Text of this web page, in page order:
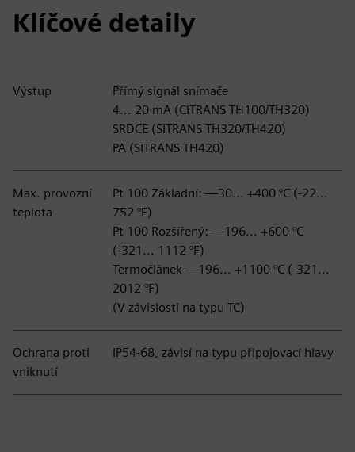
Klíčové detaily
Výstup
Přímý signál snímače
4... 20 mA (CITRANS TH100/TH320)
SRDCE (SITRANS TH320/TH420)
PA (SITRANS TH420)
Max. provozní
teplota
Pt 100 Základní: —30... +400 °C (-22...
752 °F)
Pt 100 Rozšířený: —196... +600 °C
(-321... 1112 °F)
Termočlánek —196... +1100 °C (-321...
2012 °F)
(V závislosti na typu TC)
Ochrana proti
vniknutí
IP54-68, závisí na typu připojovací hlavy